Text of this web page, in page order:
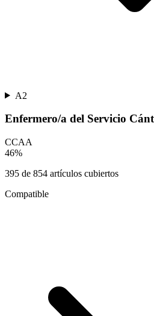
A2
Enfermero/a del Servicio
CCAA
46%
395 de 854 artículos cubiertos
Compatible